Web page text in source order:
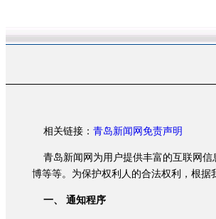
相关链接：青岛新闻网免责声明
青岛新闻网为用户提供丰富的互联网信
博等等。为保护权利人的合法权利，根
一、 通知程序